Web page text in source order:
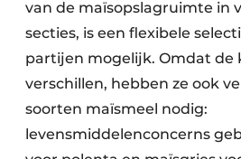
van de maïsopslagruimte in
secties, is een flexibele
partijen mogelijk. Omdat de
verschillen, hebben ze ook
soorten maïsmeel nodig:
levensmiddelenconcerns